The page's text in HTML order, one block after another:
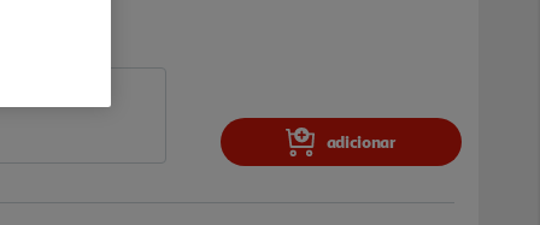
adicionar